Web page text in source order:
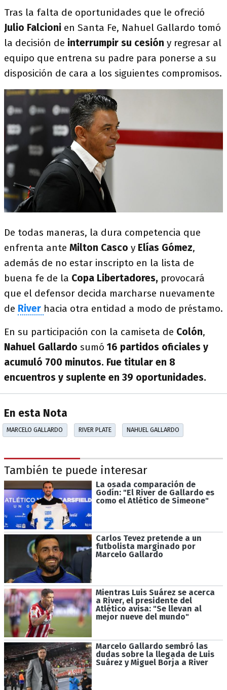
Tras la falta de oportunidades que le ofreció
Julio Falcioni en Santa Fe, Nahuel Gallardo tomó
la decisión de interrumpir su cesión y regresar al
equipo que entrena su padre para ponerse a su
disposición de cara a los siguientes compromisos.
De todas maneras, la dura competencia que
enfrenta ante Milton Casco y Elías Gómez,
además de no estar inscripto en la lista de
buena fe de la Copa Libertadores, provocará
que el defensor decida marcharse nuevamente
de River hacia otra entidad a modo de préstamo.
En su participación con la camiseta de Colón,
Nahuel Gallardo sumó 16 partidos oficiales y
acumuló 700 minutos. Fue titular en 8
encuentros y suplente en 39 oportunidades.
En esta Nota
MARCELO GALLARDO RIVER PLATE NAHUEL GALLARDO
También te puede interesar
La osada comparación de
Godín: "El River de Gallardo es
como el Atlético de Simeone"
Carlos Tevez pretende a un
futbolista marginado por
Marcelo Gallardo
Mientras Luis Suárez se acerca
a River, el presidente del
Atlético avisa: "Se llevan al
mejor nueve del mundo"
Marcelo Gallardo sembró las
dudas sobre la llegada de Luis
Suárez y Miguel Borja a River